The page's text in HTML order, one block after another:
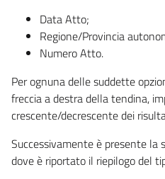
Data Atto;
Regione/Provincia
Numero Atto.
Per ognuna delle suddette
freccia a destra della tendina,
crescente/decrescente dei
Successivamente è presente la
dove è riportato il riepilogo del